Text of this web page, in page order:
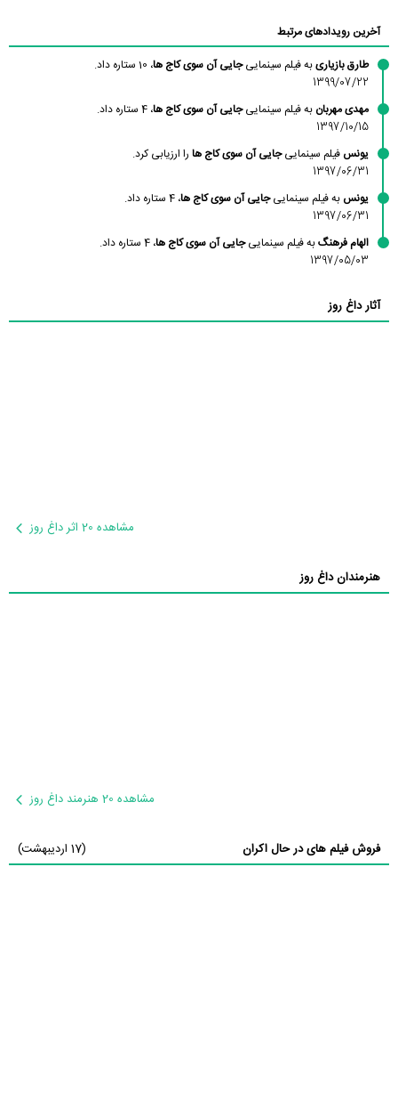
آخرین رویدادهای مرتبط
طارق بازیاریبه فیلم سینماییجایی آن سوی کاج ها، 10 ستاره داد.
1399/07/22
مهدی مهربان به فیلم سینماییجایی آن سوی کاج ها، 4 ستاره داد.
1397/10/15
یونس فیلم سینماییجایی آن سوی کاج ها را ارزیابی کرد.
1397/06/31
یونس به فیلم سینماییجایی آن سوی کاج ها، 4 ستاره داد.
1397/06/31
الهام فرهنگبه فیلم سینماییجایی آن سوی کاج ها، 4 ستاره داد.
1397/05/03
آثار داغ روز
مشاهده 20 اثر داغ روز
هنرمندان داغ روز
مشاهده 20 هنرمند داغ روز
فروش فیلم های در حال اکران (17 اردیبهشت)